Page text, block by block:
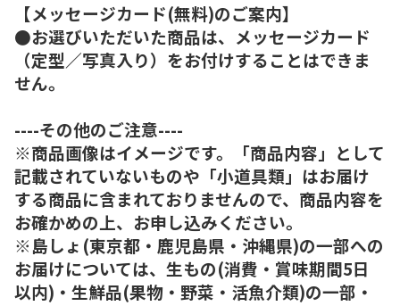
【メッセージカード(無料)のご案内】
●お選びいただいた商品は、メッセージカード
（定型／写真入り）をお付けすることはできま
せん。
----その他のご注意----
※商品画像はイメージです。「商品内容」として
記載されていないものや「小道具類」はお届け
する商品に含まれておりませんので、商品内容を
お確かめの上、お申し込みください。
※島しょ(東京都・鹿児島県・沖縄県)の一部への
お届けについては、生もの(消費・賞味期間5日
以内)・生鮮品(果物・野菜・活魚介類)の一部・